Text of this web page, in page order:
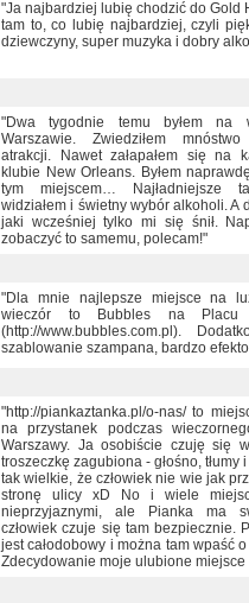
"Ja najbardziej lubię chodzić do Gold
tam to, co lubię najbardziej, czyli
dziewczyny, super muzyka i dobry
"Dwa tygodnie temu byłem na
Warszawie. Zwiedziłem
atrakcji. Nawet załapałem się na
klubie New Orleans. Byłem
tym miejscem… Najładniejsze
widziałem i świetny wybór alkoholi. A
jaki wcześniej tylko mi się śnił.
zobaczyć to samemu, polecam!"
"Dla mnie najlepsze miejsce na
wieczór to Bubbles na Placu
(http://www.bubbles.com.pl).
szablowanie szampana, bardzo
"http://piankaztanka.pl/o-nas/ to
na przystanek podczas
Warszawy. Ja osobiście czuję się
troszeczkę zagubiona - głośno, tłumy
tak wielkie, że człowiek nie wie jak
stronę ulicy xD No i wiele
nieprzyjaznymi, ale Pianka ma
człowiek czuje się tam bezpiecznie.
jest całodobowy i można tam wpaść
Zdecydowanie moje ulubione miejsce